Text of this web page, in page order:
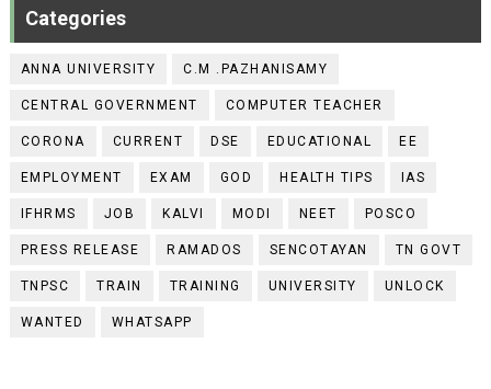
Categories
ANNA UNIVERSITY C.M .PAZHANISAMY
CENTRAL GOVERNMENT COMPUTER TEACHER
CORONA CURRENT DSE EDUCATIONAL EE
EMPLOYMENT EXAM GOD HEALTH TIPS IAS
IFHRMS JOB KALVI MODI NEET POSCO
PRESS RELEASE RAMADOS SENCOTAYAN TN GOVT
TNPSC TRAIN TRAINING UNIVERSITY UNLOCK
WANTED WHATSAPP